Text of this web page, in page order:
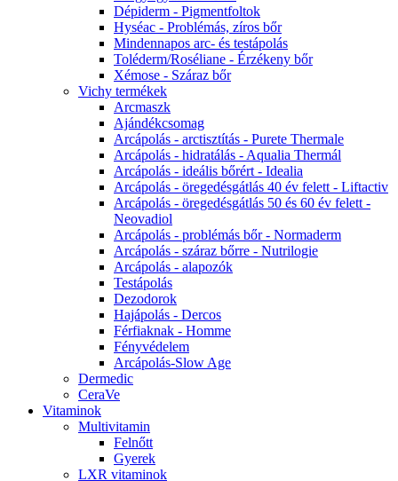
Dépiderm - Pigmentfoltok
Hyséac - Problémás, zíros bőr
Mindennapos arc- és testápolás
Toléderm/Roséliane - Érzékeny bőr
Xémose - Száraz bőr
Vichy termékek
Arcmaszk
Ajándékcsomag
Arcápolás - arctisztítás - Purete Thermale
Arcápolás - hidratálás - Aqualia Thermál
Arcápolás - ideális bőrért - Idealia
Arcápolás - öregedésgátlás 40 év felett - Liftactiv
Arcápolás - öregedésgátlás 50 és 60 év felett -
Neovadiol
Arcápolás - problémás bőr - Normaderm
Arcápolás - száraz bőrre - Nutrilogie
Arcápolás - alapozók
Testápolás
Dezodorok
Hajápolás - Dercos
Férfiaknak - Homme
Fényvédelem
Arcápolás-Slow Age
Dermedic
CeraVe
Vitaminok
Multivitamin
Felnőtt
Gyerek
LXR vitaminok